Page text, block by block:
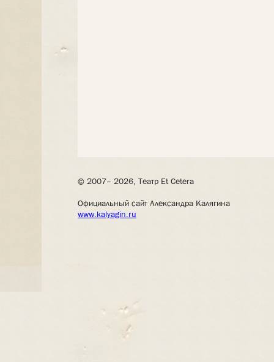
© 2007– 2026, Театр Et Cetera
Официальный сайт Александра Калягина
www.kalyagin.ru